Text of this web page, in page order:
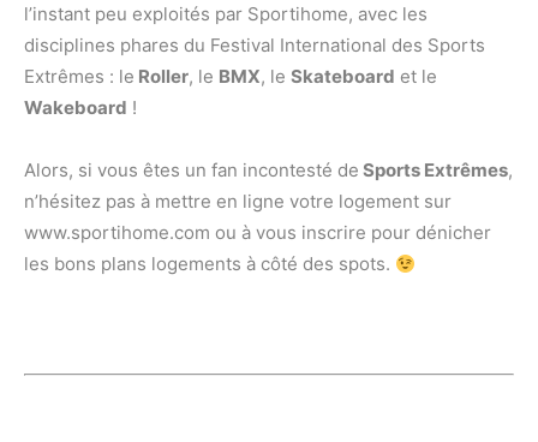
l’instant peu exploités par Sportihome, avec les
disciplines phares du Festival International des Sports
Extrêmes : le Roller, le BMX, le Skateboard et le
Wakeboard !
Alors, si vous êtes un fan incontesté de Sports Extrêmes,
n’hésitez pas à mettre en ligne votre logement sur
www.sportihome.com ou à vous inscrire pour dénicher
les bons plans logements à côté des spots.